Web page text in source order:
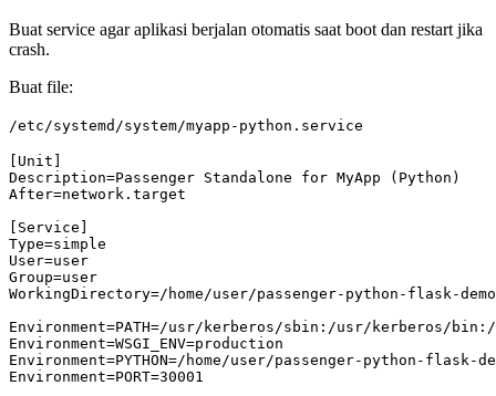
Buat service agar aplikasi berjalan otomatis saat boot dan restart jika
crash.
Buat file:
/etc/systemd/system/myapp-python.service
[Unit]
Description=Passenger Standalone for MyApp (Python)
After=network.target
[Service]
Type=simple
User=user
Group=user
WorkingDirectory=/home/user/passenger-python-flask-demo
Environment=PATH=/usr/kerberos/sbin:/usr/kerberos/
Environment=WSGI_ENV=production
Environment=PYTHON=/home/user/passenger-python-flask-
Environment=PORT=30001